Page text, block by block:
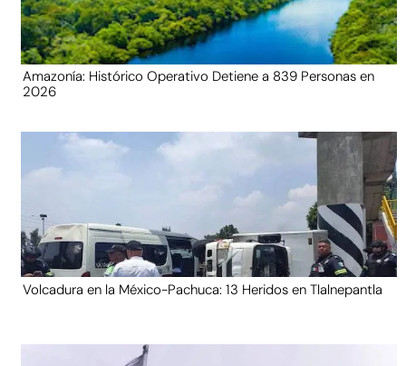
Amazonía: Histórico Operativo Detiene a 839 Personas en
2026
Volcadura en la México-Pachuca: 13 Heridos en Tlalnepantla